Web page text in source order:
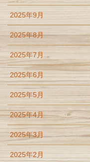
2025年9月
2025年8月
2025年7月
2025年6月
2025年5月
2025年4月
2025年3月
2025年2月